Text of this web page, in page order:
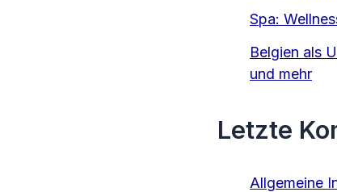
Spa:
Belgien als
und mehr
Letzte
Allgemeine